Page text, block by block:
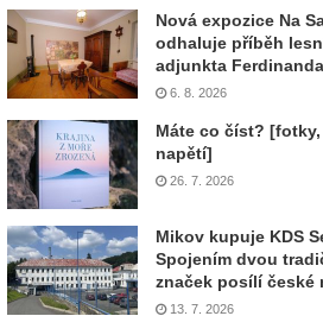
Nová expozice Na
odhaluje příběh
adjunkta
6. 8. 2026
Máte co číst?
napětí]
26. 7. 2026
Mikov kupuje KDS
Spojením dvou
značek posílí české
13. 7. 2026